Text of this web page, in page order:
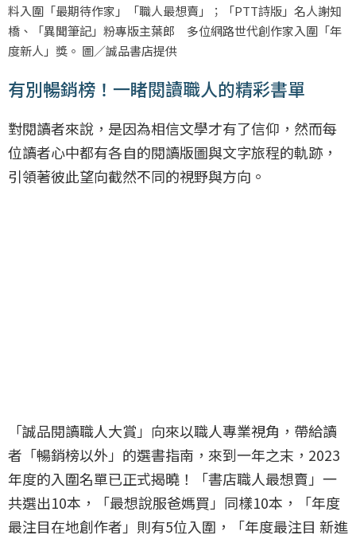
料入圍「最期待作家」「職人最想賣」；「PTT詩版」名人謝知
橋、「異聞筆記」粉專版主葉郎 多位網路世代創作家入圍「年
度新人」獎。 圖／誠品書店提供
有別暢銷榜！一睹閱讀職人的精彩書單
對閱讀者來說，是因為相信文學才有了信仰，然而每
位讀者心中都有各自的閱讀版圖與文字旅程的軌跡，
引領著彼此望向截然不同的視野與方向。
「誠品閱讀職人大賞」向來以職人專業視角，帶給讀
者「暢銷榜以外」的選書指南，來到一年之末，2023
年度的入圍名單已正式揭曉！「書店職人最想賣」一
共選出10本，「最想說服爸媽買」同樣10本，「年度
最注目在地創作者」則有5位入圍，「年度最注目 新進